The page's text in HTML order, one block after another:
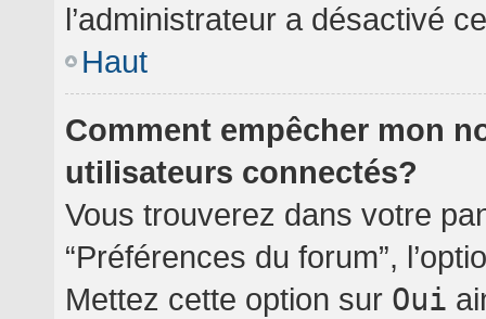
l’administrateur a désactivé
Haut
Comment empêcher mon
utilisateurs connectés?
Vous trouverez dans votre
“Préférences du forum”,
Mettez cette option sur Oui